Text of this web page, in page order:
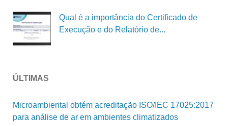
Qual é a importância do Certificado de
Execução e do Relatório de...
ÚLTIMAS
Microambiental obtém acreditação ISO/IEC 17025:2017
para análise de ar em ambientes climatizados